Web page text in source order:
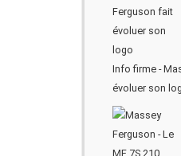
Info firme -
évoluer son